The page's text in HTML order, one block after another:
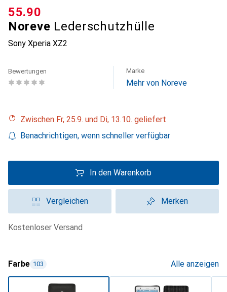
Noreve Lederschutzhülle
Sony Xperia XZ2
CHF
55.90
Bewertungen Marke
Mehr von Noreve
Zwischen Fr, 25.9. und Di, 13.10. geliefert
Benachrichtigen, wenn schneller verfügbar
In den Warenkorb
Vergleichen Merken
kostenloser Versand
Farbe 103 Alle anzeigen